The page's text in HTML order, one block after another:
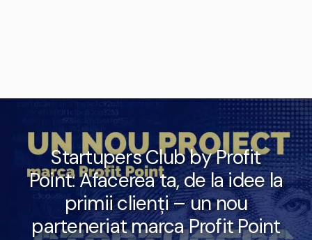
Startupers Club by Profit
Point: Afacerea ta, de la idee la
primii clienți – un nou
parteneriat marca Profit Point